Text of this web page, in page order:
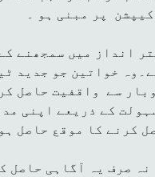
پر مبنی ہو ۔
انداز میں سمجھنے
خواتین جو جدید
سے واقفیت حاصل
کے ذریعے اپنی
کرنے کا موقع حاصل ہو
نہ صرف یہ آگاہی حاصل